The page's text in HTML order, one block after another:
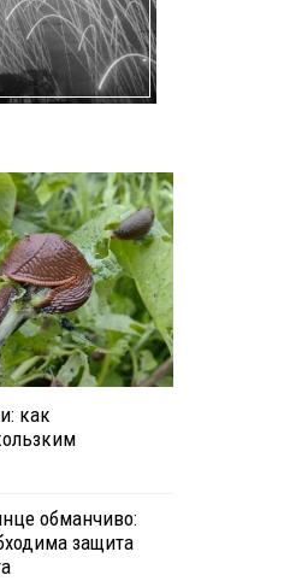
как
обманчиво:
защита